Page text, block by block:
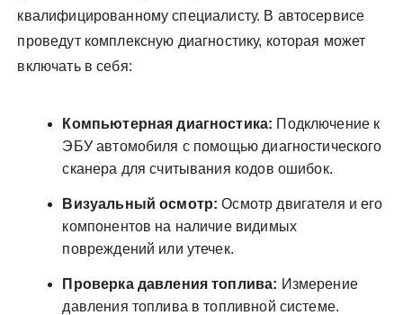
квалифицированному специалисту. В автосервисе
проведут комплексную диагностику, которая может
включать в себя:
Компьютерная диагностика: Подключение к
ЭБУ автомобиля с помощью диагностического
сканера для считывания кодов ошибок.
Визуальный осмотр: Осмотр двигателя и его
компонентов на наличие видимых
повреждений или утечек.
Проверка давления топлива: Измерение
давления топлива в топливной системе.